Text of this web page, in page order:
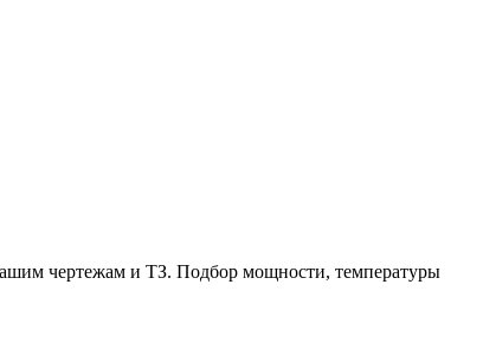
чертежам и ТЗ. Подбор мощности, температуры